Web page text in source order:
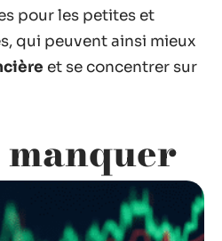
pour les petites et
qui peuvent ainsi mieux
et se concentrer sur
manquer